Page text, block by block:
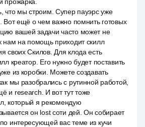
что мы строим. Супер пауэрс уже
Вот ещё о чем важно помнить готовых
вашей задачи часто может не
нам на помощь приходит скилл
своих Скилов. Для клода есть
креатор. Его нужно будет поставить
из коробки. Можете создавать
мы разобрались с рутинной работой,
и research. И вот тут тоже
который я рекомендую
он lost соти дей. Он собирает
интересующей вас теме из кучи